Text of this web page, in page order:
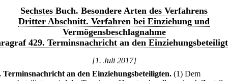
Sechstes Buch. Besondere Arten des Verfahrens
Dritter Abschnitt. Verfahren bei Einziehung und
Vermögensbeschlagnahme
429. Terminsnachricht an den
[1. Juli 2017]
Terminsnachricht an den Einziehungsbeteiligten. (1) Dem